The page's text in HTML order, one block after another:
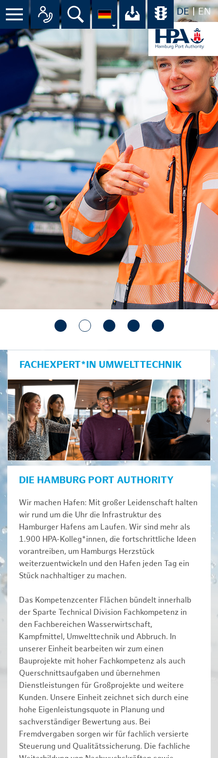
DE EN
Menü Alle Ansprechpartner im
Suche Ihr Download-
FACHEXPERT*IN UMWELTTECHNIK
DIE HAMBURG PORT AUTHORITY
Wir machen Hafen: Mit großer Leidenschaft halten
wir rund um die Uhr die Infrastruktur des
Hamburger Hafens am Laufen. Wir sind mehr als
1.900 HPA-Kolleg*innen, die fortschrittliche Ideen
vorantreiben, um Hamburgs Herzstück
weiterzuentwickeln und den Hafen jeden Tag ein
Stück nachhaltiger zu machen.
Das Kompetenzcenter Flächen bündelt innerhalb
der Sparte Technical Division Fachkompetenz in
den Fachbereichen Wasserwirtschaft,
Kampfmittel, Umwelttechnik und Abbruch. In
unserer Einheit bearbeiten wir zum einen
Bauprojekte mit hoher Fachkompetenz als auch
Querschnittsaufgaben und übernehmen
Dienstleistungen für Großprojekte und weitere
Kunden. Unsere Einheit zeichnet sich durch eine
hohe Eigenleistungsquote in Planung und
sachverständiger Bewertung aus. Bei
Fremdvergaben sorgen wir für fachlich versierte
Steuerung und Qualitätssicherung. Die fachliche